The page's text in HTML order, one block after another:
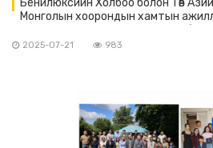
Монголын хоорондын хамтын
2025-07-21 983